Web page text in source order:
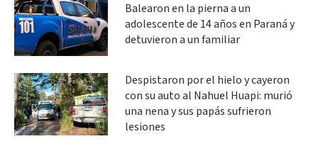
Balearon en la pierna a un
adolescente de 14 años en Paraná y
detuvieron a un familiar
Despistaron por el hielo y cayeron
con su auto al Nahuel Huapi: murió
una nena y sus papás sufrieron
lesiones